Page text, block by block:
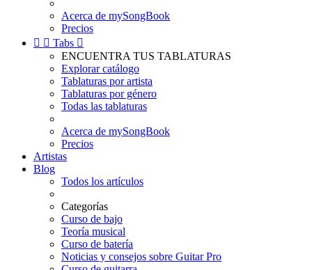
Acerca de mySongBook
Precios
  Tabs 
ENCUENTRA TUS TABLATURAS
Explorar catálogo
Tablaturas por artista
Tablaturas por género
Todas las tablaturas
Acerca de mySongBook
Precios
Artistas
Blog
Todos los artículos
Categorías
Curso de bajo
Teoría musical
Curso de batería
Noticias y consejos sobre Guitar Pro